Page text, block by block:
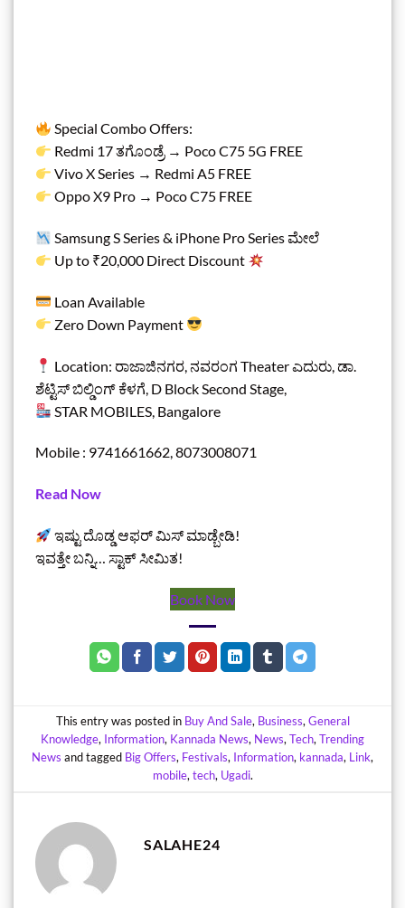
Special Combo Offers:
Redmi 17 ತಗೊಂಡ್ರೆ → Poco C75 5G FREE
Vivo X Series → Redmi A5 FREE
Oppo X9 Pro → Poco C75 FREE
Samsung S Series & iPhone Pro Series ಮೇಲೆ
Up to ₹20,000 Direct Discount
Loan Available
Zero Down Payment
Location: ರಾಜಾಜಿನಗರ, ನವರಂಗ Theater ಎದುರು, ಡಾ.
ಶೆಟ್ಟಿಸ್ ಬಿಲ್ಡಿಂಗ್ ಕೆಳಗೆ, D Block Second Stage,
STAR MOBILES, Bangalore
Mobile : 9741661662, 8073008071
Read Now
ಇಷ್ಟು ದೊಡ್ಡ ಆಫರ್ ಮಿಸ್ ಮಾಡ್ಬೇಡಿ!
ಇವತ್ತೇ ಬನ್ನಿ… ಸ್ಟಾಕ್ ಸೀಮಿತ!
Book Now
This entry was posted in Buy And Sale, Business,General
Knowledge, Information, Kannada News, News,Tech,Trending
News and tagged Big Offers, Festivals, Information, kannada, Link,
mobile,tech, Ugadi.
SALAHE24